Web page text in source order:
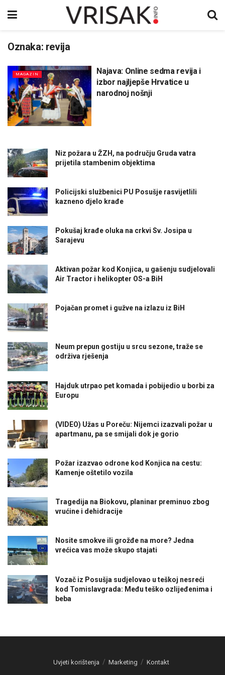
Oznaka: revija
MAGAZIN
Najava: Online sedma revija i
izbor najljepše Hrvatice u
narodnoj nošnji
Niz požara u ŽZH, na području Gruda vatra
prijetila stambenim objektima
Policijski službenici PU Posušje rasvijetlili
kazneno djelo krađe
Pokušaj krađe oluka na crkvi Sv. Josipa u
Sarajevu
Aktivan požar kod Konjica, u gašenju sudjelovali
Air Tractor i helikopter OS-a BiH
Pojačan promet i gužve na izlazu iz BiH
Neum prepun gostiju u srcu sezone, traže se
održiva rješenja
Hajduk utrpao pet komada i pobijedio u borbi za
Europu
(VIDEO) Užas u Poreču: Nijemci izazvali požar u
apartmanu, pa se smijali dok je gorio
Požar izazvao odrone kod Konjica na cestu:
Kamenje oštetilo vozila
Tragedija na Biokovu, planinar preminuo zbog
vrućine i dehidracije
Nosite smokve ili grožđe na more? Jedna
vrećica vas može skupo stajati
Vozač iz Posušja sudjelovao u teškoj nesreći
kod Tomislavgrada: Među teško ozlijeđenima i
beba
Uvjeti korištenja Marketing Kontakt